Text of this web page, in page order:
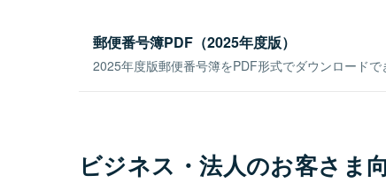
郵便番号簿PDF（2025年度版）
2025年度版郵便番号簿をPDF形式でダウンロードで
ビジネス・法人のお客さま